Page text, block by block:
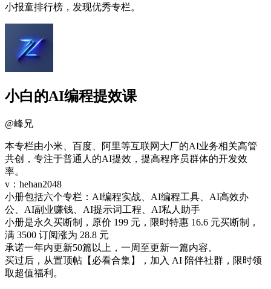
小报童排行榜，发现优秀专栏。
小白的AI编程提效课
@峰兄
本专栏由小米、百度、阿里等互联网大厂的AI业务相关高管
共创，专注于普通人的AI提效，提高程序员群体的开发效
率。
v：hehan2048
小册包括六个专栏：AI编程实战、AI编程工具、AI高效办
公、AI副业赚钱、AI提示词工程、AI私人助手
小册是永久买断制，原价 199 元，限时特惠 16.6 元买断制，
满 3500 订阅涨为 28.8 元
承诺一年内更新50篇以上，一周至更新一篇内容。
买过后，从置顶帖【必看合集】，加入 AI 陪伴社群，限时领
取超值福利。